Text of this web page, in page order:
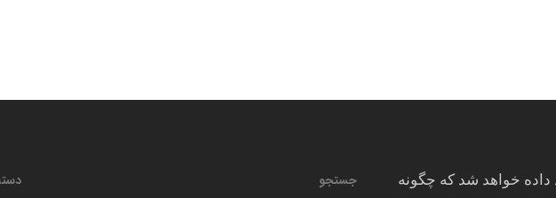
جستجو
داده خواهد شد كه چگونه